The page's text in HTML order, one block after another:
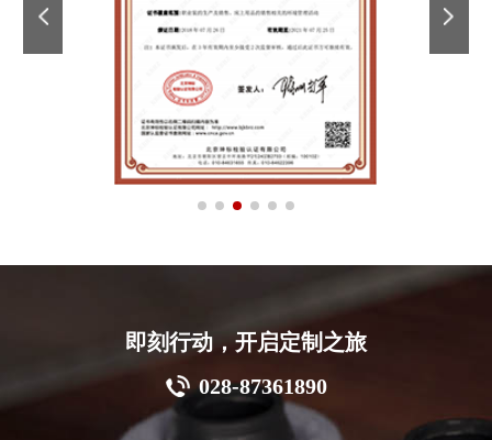
即刻行动，开启定制之旅
028-87361890